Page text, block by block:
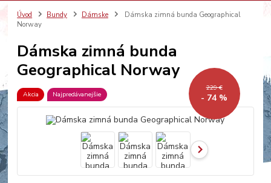
Úvod Bundy Dámske
Dámska zimná bunda Geographical
Norway
Dámska zimná bunda
Geographical Norway
Akcia Najpredávanejšie
229 €
- 74 %